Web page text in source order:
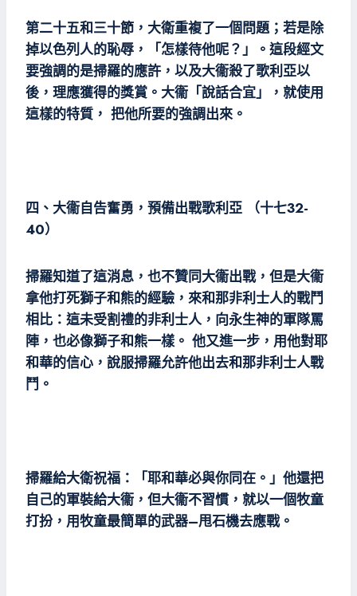
第二十五和三十節，大衛重複了一個問題；若是除
掉以色列人的恥辱，「怎樣待他呢？」。這段經文
要強調的是掃羅的應許，以及大衞殺了歌利亞以
後，理應獲得的獎賞。大衞「說話合宜」，就使用
這樣的特質， 把他所要的強調出來。
四、大衞自告奮勇，預備出戰歌利亞 （十七32-
40）
掃羅知道了這消息，也不贊同大衞出戰，但是大衞
拿他打死獅子和熊的經驗，來和那非利士人的戰鬥
相比：這未受割禮的非利士人，向永生神的軍隊罵
陣，也必像獅子和熊一樣。 他又進一步，用他對耶
和華的信心，說服掃羅允許他出去和那非利士人戰
鬥。
掃羅給大衛祝福：「耶和華必與你同在。」他還把
自己的軍裝給大衞，但大衞不習慣，就以一個牧童
打扮，用牧童最簡單的武器–甩石機去應戰。